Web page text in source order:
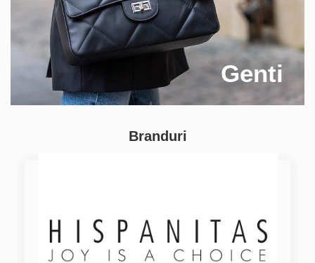
Genti
Branduri